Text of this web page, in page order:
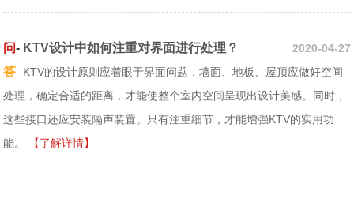
问- KTV设计中如何注重对界面进行处理？ 2020-04-27
答- KTV的设计原则应着眼于界面问题，墙面、地板、屋顶应做好空间
处理，确定合适的距离，才能使整个室内空间呈现出设计美感。同时，
这些接口还应安装隔声装置。只有注重细节，才能增强KTV的实用功
能。
【了解详情】